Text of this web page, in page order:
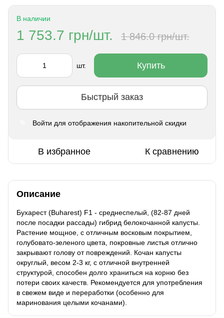
В наличии
1 753.7 грн/шт. 1 846.0 грн/шт.
шт. Купить
Быстрый заказ
Войти для отображения накопительной скидки
В избранное К сравнению
Описание
Бухарест (Buharest) F1 - среднеспелый, (82-87 дней
после посадки рассады) гибрид белокочанной капусты.
Растение мощное, с отличным восковым покрытием,
голубовато-зеленого цвета, покровные листья отлично
закрывают голову от повреждений. Кочан капусты
округлый, весом 2-3 кг, с отличной внутренней
структурой, способен долго храниться на корню без
потери своих качеств. Рекомендуется для употребления
в свежем виде и переработки (особенно для
маринования целыми кочанами).